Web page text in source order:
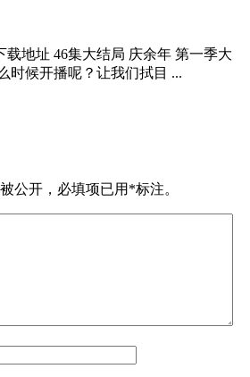
载地址 46集大结局 庆余年 第一季大
时候开播呢？让我们拭目 ...
公开， 必填项已用 *标注。